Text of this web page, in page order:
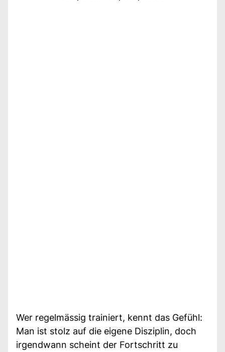
Wer regelmässig trainiert, kennt das Gefühl:
Man ist stolz auf die eigene Disziplin, doch
irgendwann scheint der Fortschritt zu